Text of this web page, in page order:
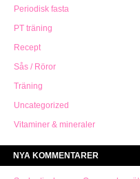
Periodisk fasta
PT träning
Recept
Sås / Röror
Träning
Uncategorized
Vitaminer & mineraler
NYA KOMMENTARER